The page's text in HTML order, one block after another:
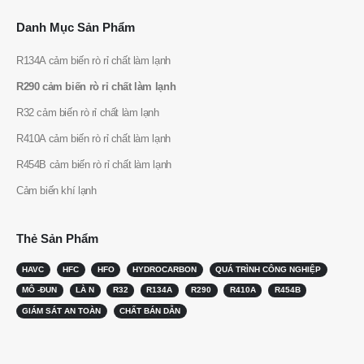
Danh Mục Sản Phẩm
R134A cảm biến rò rỉ chất làm lạnh
R290 cảm biến rò rỉ chất làm lạnh
R32 cảm biến rò rỉ chất làm lạnh
R410A cảm biến rò rỉ chất làm lạnh
R454B cảm biến rò rỉ chất làm lạnh
Cảm biến khí lạnh
Thẻ Sản Phẩm
HAVC HFC HFO HYDROCARBON QUÁ TRÌNH CÔNG NGHIỆP
MÔ -ĐUN LÀ N R32 R134A R290 R410A R454B
GIÁM SÁT AN TOÀN CHẤT BÁN DẪN
Sản phẩm nóng
Cảm biến R290
Cảm biến R454B
Cảm biến R32
Cảm biến R410
Cảm biến R454B
Giải pháp của chúng tôi
hệ thống HVAC
Giám sát chất làm lạnh chuỗi lạnh
Giám sát hệ thống làm mát trung tâm
dữ liệu